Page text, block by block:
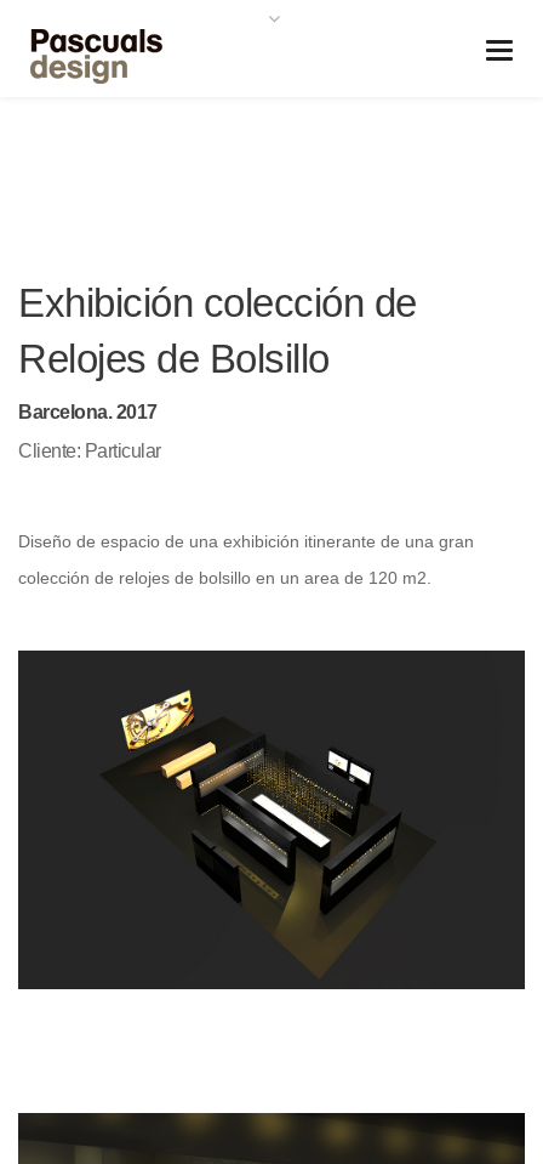
Exhibición colección de
Relojes de Bolsillo
Barcelona. 2017
Cliente: Particular
Diseño de espacio de una exhibición itinerante de una gran
colección de relojes de bolsillo en un area de 120 m2.